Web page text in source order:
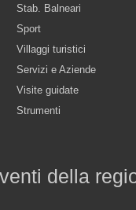
Stab. Balneari
Sport
Villaggi turistici
Servizi e Aziende
Visite guidate
Strumenti
della